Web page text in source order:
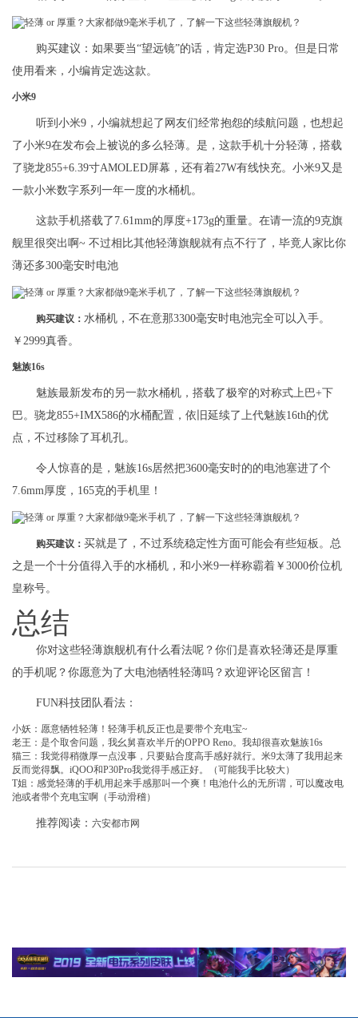
购买建议：如果要当“望远镜”的话，肯定选P30 Pro。但是日常
使用看来，小编肯定选这款。
小米9
听到小米9，小编就想起了网友们经常抱怨的续航问题，也想起
了小米9在发布会上被说的多么轻薄。是，这款手机十分轻薄，搭载
了骁龙855+6.39寸AMOLED屏幕，还有着27W有线快充。小米9又是
一款小米数字系列一年一度的水桶机。
这款手机搭载了7.61mm的厚度+173g的重量。在请一流的9克旗
舰里很突出啊~ 不过相比其他轻薄旗舰就有点不行了，毕竟人家比你
薄还多300毫安时电池
购买建议： 水桶机，不在意那3300毫安时电池完全可以入手。
￥2999真香。
魅族16s
魅族最新发布的另一款水桶机，搭载了极窄的对称式上巴+下
巴。骁龙855+IMX586的水桶配置，依旧延续了上代魅族16th的优
点，不过移除了耳机孔。
令人惊喜的是，魅族16s居然把3600毫安时的的电池塞进了个
7.6mm厚度，165克的手机里！
购买建议： 买就是了，不过系统稳定性方面可能会有些短板。总
之是一个十分值得入手的水桶机，和小米9一样称霸着￥3000价位机
皇称号。
总结
你对这些轻薄旗舰机有什么看法呢？你们是喜欢轻薄还是厚重
的手机呢？你愿意为了大电池牺牲轻薄吗？欢迎评论区留言！
FUN科技团队看法：
小妖：愿意牺牲轻薄！轻薄手机反正也是要带个充电宝~
老王：是个取舍问题，我幺舅喜欢半斤的OPPO Reno。我却很喜欢魅族16s
猫三：我觉得稍微厚一点没事，只要贴合度高手感好就行。米9太薄了我用起来
反而觉得飘。iQOO和P30Pro我觉得手感正好。（可能我手比较大）
T姐：感觉轻薄的手机用起来手感那叫一个爽！电池什么的无所谓，可以魔改电
池或者带个充电宝啊（手动滑稽）
推荐阅读： 六安都市网